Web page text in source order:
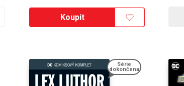
Koupit
Série
dokončena